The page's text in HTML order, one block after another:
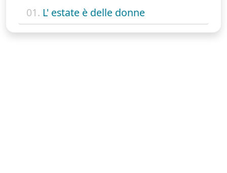
01. L' estate è delle donne